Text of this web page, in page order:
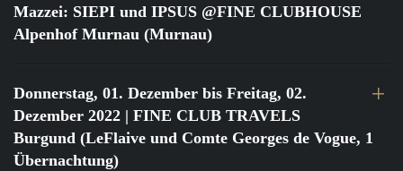
Mazzei: SIEPI und IPSUS @FINE CLUBHOUSE
Alpenhof Murnau (Murnau)
Donnerstag, 01. Dezember bis Freitag, 02.
Dezember 2022 | FINE CLUB TRAVELS
Burgund (LeFlaive und Comte Georges de Vogue, 1
Übernachtung)